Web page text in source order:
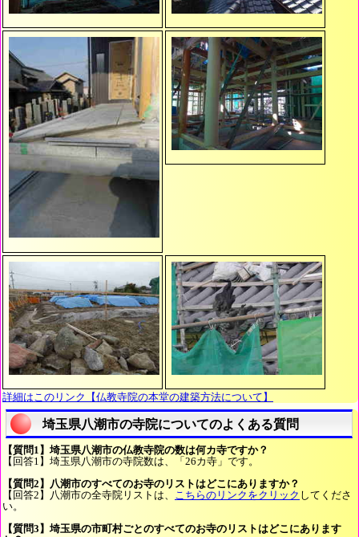
詳細はこのリンク【仏教寺院の本堂の建築方法について】
埼玉県八潮市の寺院についてのよくある質問
【質問1】埼玉県八潮市の仏教寺院の数は何カ寺ですか？
【回答1】埼玉県八潮市の寺院数は、「26カ寺」です。
【質問2】八潮市のすべてのお寺のリストはどこにありますか？
【回答2】八潮市の全寺院リストは、
こちらのリンクをクリック してくださ
い。
【質問3】埼玉県の市町村ごとのすべてのお寺のリストはどこにあります